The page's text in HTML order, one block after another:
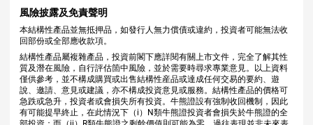
風險披露及免責聲明
本結構性產品並無抵押品，如發行人無力償債或違約，投資者可能無法收
回部份或全部應收款項。
結構性產品屬複雜產品，投資前閣下應詳閱有關上市文件，完全了解其性
質及潛在風險，自行評估箇中風險，並於需要時尋求專業意見。以上資料
僅供參考，並不構成購買或出售結構性産品或達成任何交易的要約、遊
說、邀請、意見或建議，亦不構成投資意見或服務。結構性產品的價格可
急跌或急升，投資者或會損失所有投資。牛熊證設有強制收回機制，因此
有可能提早終止，在此情況下（i）N類牛熊證投資者會損失於牛熊證的全